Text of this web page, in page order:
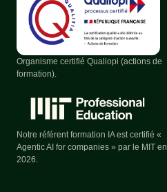
Organisme certifié Qualiopi (actions de
formation).
Notre référent formation IA est certifié «
Agentic AI for companies » par le MIT en
2026.